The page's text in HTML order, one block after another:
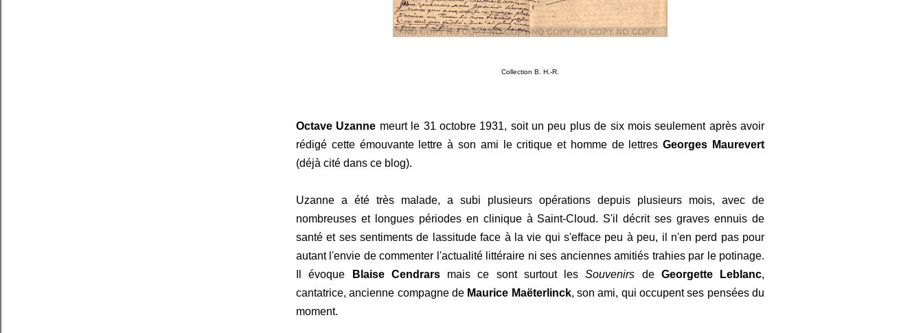
Collection B. H.-R.
Octave Uzanne meurt le 31 octobre 1931, soit un peu plus de six mois seulement après avoir
rédigé cette émouvante lettre à son ami le critique et homme de lettresGeorges Maurevert
(déjà cité dans ce blog).
Uzanne a été très malade, a subi plusieurs opérations depuis plusieurs mois, avec de
nombreuses et longues périodes en clinique à Saint-Cloud. S'il décrit ses graves ennuis de
santé et ses sentiments de lassitude face à la vie qui s'efface peu à peu, il n'en perd pas pour
autant l'envie de commenter l'actualité littéraire ni ses anciennes amitiés trahies par le potinage.
Il évoque
Blaise Cendrarsmais ce sont surtout lesSouvenirs de Georgette Leblanc,
cantatrice, ancienne compagne de Maurice Maëterlinck, son ami, qui occupent ses pensées du
moment.